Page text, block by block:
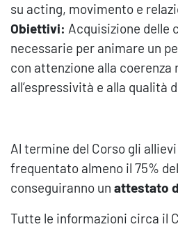
su acting, movimento e
Obiettivi: Acquisizione delle
necessarie per animare un
con attenzione alla coerenza
all’espressività e alla qualità
Al termine del Corso gli
frequentato almeno il 75%
conseguiranno un attestato
Tutte le informazioni circa il